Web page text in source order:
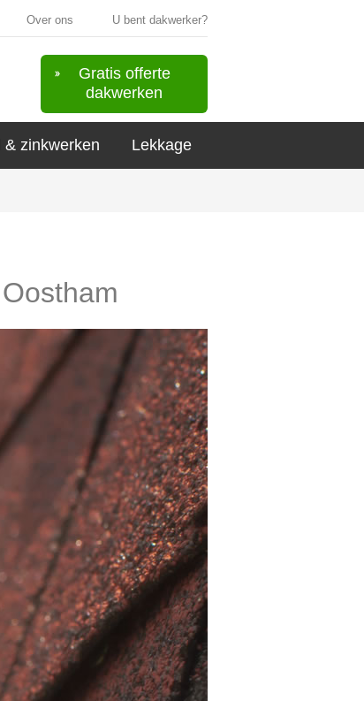
Over ons U bent dakwerker?
Gratis offerte
dakwerken
& zinkwerken Lekkage